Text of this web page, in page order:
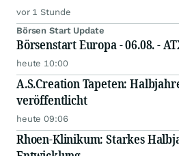
vor 1 Stunde
Börsen Start Update
Börsenstart Europa - 06.08. -
heute 10:00
A.S.Creation Tapeten:
veröffentlicht
heute 09:06
Rhoen-Klinikum: Starkes